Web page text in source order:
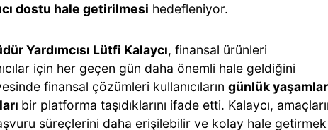
dostu hale getirilmesi hedefleniyor.
Yardımcısı Lütfi Kalaycı, finansal ürünleri
için her geçen gün daha önemli hale geldiğini
finansal çözümleri kullanıcıların günlük
bir platforma taşıdıklarını ifade etti. Kalaycı,
süreçlerini daha erişilebilir ve kolay hale getirmek